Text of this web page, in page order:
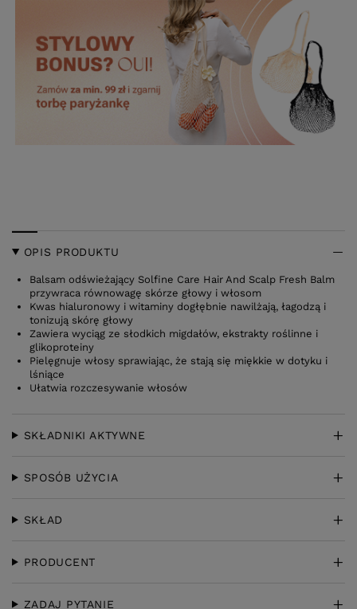
OPIS PRODUKTU
Balsam odświeżający Solfine Care Hair And Scalp Fresh Balm
przywraca równowagę skórze głowy i włosom
Kwas hialuronowy i witaminy dogłębnie nawilżają, łagodzą i
tonizują skórę głowy
Zawiera wyciąg ze słodkich migdałów, ekstrakty roślinne i
glikoproteiny
Pielęgnuje włosy sprawiając, że stają się miękkie w dotyku i
lśniące
Ułatwia rozczesywanie włosów
SKŁADNIKI AKTYWNE
SPOSÓB UŻYCIA
SKŁAD
PRODUCENT
ZADAJ PYTANIE